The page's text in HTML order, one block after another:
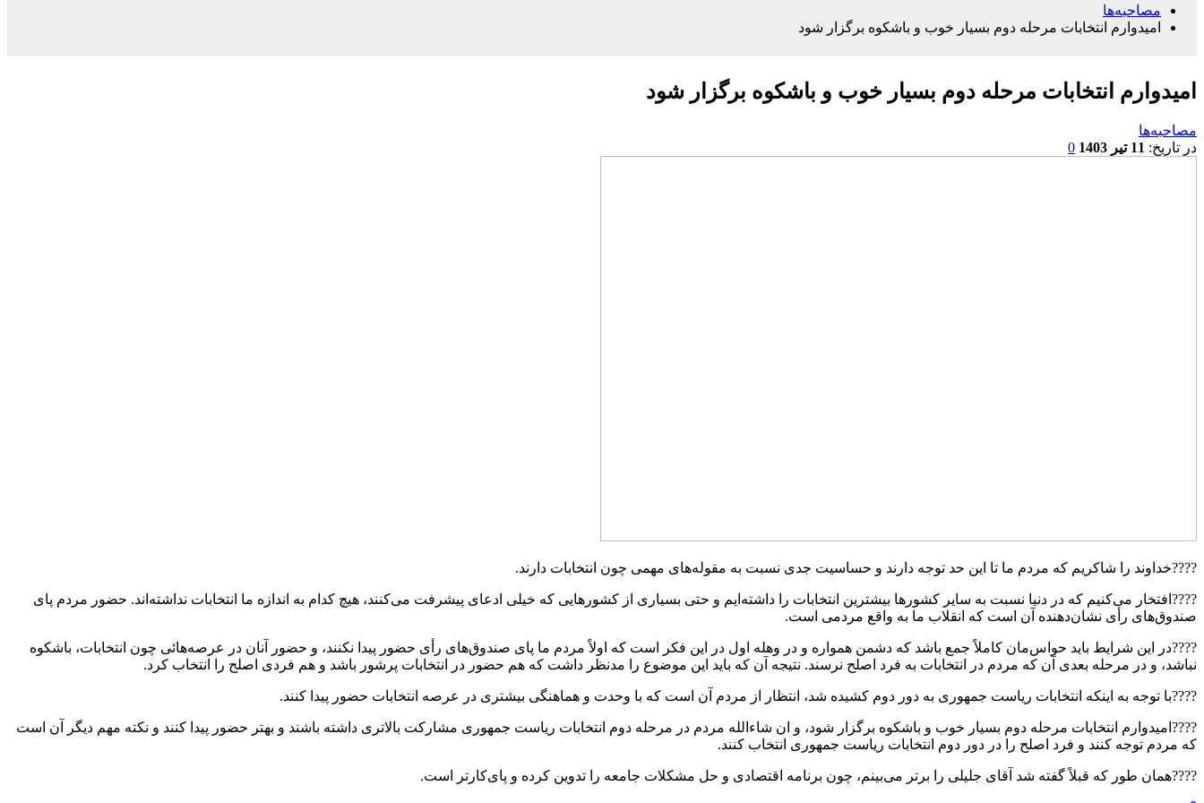
مصاحبه‌ها
امیدوارم انتخابات مرحله دوم بسیار خوب و باشکوه برگزار شود
امیدوارم انتخابات مرحله دوم بسیار خوب و باشکوه برگزار شود
مصاحبه‌ها
در تاریخ: 11 تیر 1403 0
????خداوند را شاکریم که مردم ما تا این حد توجه دارند و حساسیت جدی نسبت به مقوله‌های مهمی چون انتخابات دارند.
????افتخار می‌کنیم که در دنیا نسبت به سایر کشورها بیشترین انتخابات را داشته‌ایم و حتی بسیاری از کشورهایی که خیلی ادعای پیشرفت می‌کنند، هیچ کدام به اندازه ما انتخابات نداشته‌اند. حضور مردم پای
صندوق‌های رأی نشان‌دهنده آن است که انقلاب ما به واقع مردمی است.
????در این شرایط باید حواس‌مان کاملاً جمع باشد که دشمن همواره و در وهله اول در این فکر است که اولاً مردم ما پای صندوق‌های رأی حضور پیدا نکنند، و حضور آنان در عرصه‌هائی چون انتخابات، باشکوه
نباشد، و در مرحله بعدی آن که مردم در انتخابات‌ به فرد اصلح نرسند. نتیجه آن که باید این موضوع را مدنظر داشت که هم حضور در انتخابات پرشور باشد و هم فردی اصلح را انتخاب کرد.
????با توجه به اینکه انتخابات ریاست جمهوری به دور دوم کشیده شد، انتظار از مردم آن است که با وحدت و هماهنگی بیشتری در عرصه انتخابات حضور پیدا کنند.
????امیدوارم انتخابات مرحله دوم بسیار خوب و باشکوه برگزار شود، و ان شاءالله مردم در مرحله دوم انتخابات ریاست جمهوری مشارکت بالاتری داشته باشند و بهتر حضور پیدا کنند و نکته مهم دیگر آن است
که مردم توجه کنند و فرد اصلح را در دور دوم انتخابات ریاست جمهوری انتخاب کنند.
????همان طور که قبلاً گفته شد آقای جلیلی را برتر می‌بینم، چون برنامه اقتصادی و حل مشکلات جامعه را تدوین کرده و پای‌‎کارتر است.